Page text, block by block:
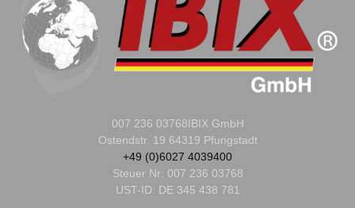
007 236 03768IBIX GmbH
Ostendstr. 19 64319 Pfungstadt
+49 (0)6027 4039400
Steuer Nr: 007 236 03768
UST-ID: DE 345 438 781